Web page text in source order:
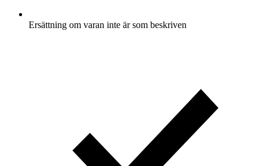
Ersättning om varan inte är som beskriven